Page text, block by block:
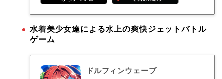
水着美少女達による水上の爽快ジェットバトル
ゲーム
ドルフィンウェーブ